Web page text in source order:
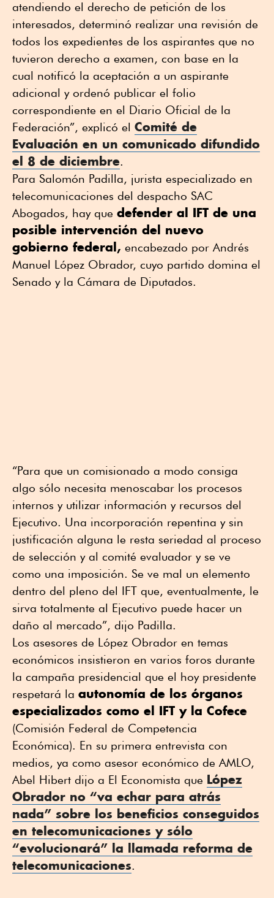
atendiendo el derecho de petición de los
interesados, determinó realizar una revisión de
todos los expedientes de los aspirantes que no
tuvieron derecho a examen, con base en la
cual notificó la aceptación a un aspirante
adicional y ordenó publicar el folio
correspondiente en el Diario Oficial de la
Federación”, explicó el Comité de
Evaluación en un comunicado difundido
el 8 de diciembre.
Para Salomón Padilla, jurista especializado en
telecomunicaciones del despacho SAC
Abogados, hay que defender al IFT de una
posible intervención del nuevo
gobierno federal, encabezado por Andrés
Manuel López Obrador, cuyo partido domina el
Senado y la Cámara de Diputados.
“Para que un comisionado a modo consiga
algo sólo necesita menoscabar los procesos
internos y utilizar información y recursos del
Ejecutivo. Una incorporación repentina y sin
justificación alguna le resta seriedad al proceso
de selección y al comité evaluador y se ve
como una imposición. Se ve mal un elemento
dentro del pleno del IFT que, eventualmente, le
sirva totalmente al Ejecutivo puede hacer un
daño al mercado”, dijo Padilla.
Los asesores de López Obrador en temas
económicos insistieron en varios foros durante
la campaña presidencial que el hoy presidente
respetará la autonomía de los órganos
especializados como el IFT y la Cofece
(Comisión Federal de Competencia
Económica). En su primera entrevista con
medios, ya como asesor económico de AMLO,
Abel Hibert dijo a El Economista que López
Obrador no “va echar para atrás
nada” sobre los beneficios conseguidos
en telecomunicaciones y sólo
“evolucionará” la llamada reforma de
telecomunicaciones.